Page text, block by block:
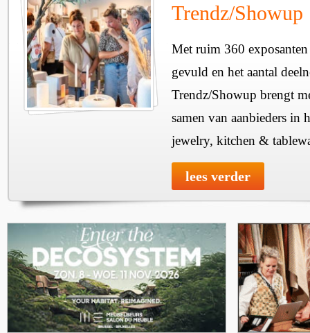
Trendz/Showup
Met ruim 360
gevuld en het aantal
Trendz/Showup brengt
samen van aanbieders in
jewelry, kitchen &
lees verder